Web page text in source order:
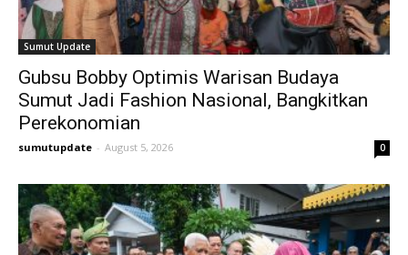
Sumut Update
Gubsu Bobby Optimis Warisan Budaya
Sumut Jadi Fashion Nasional, Bangkitkan
Perekonomian
sumutupdate - August 5, 2026 0